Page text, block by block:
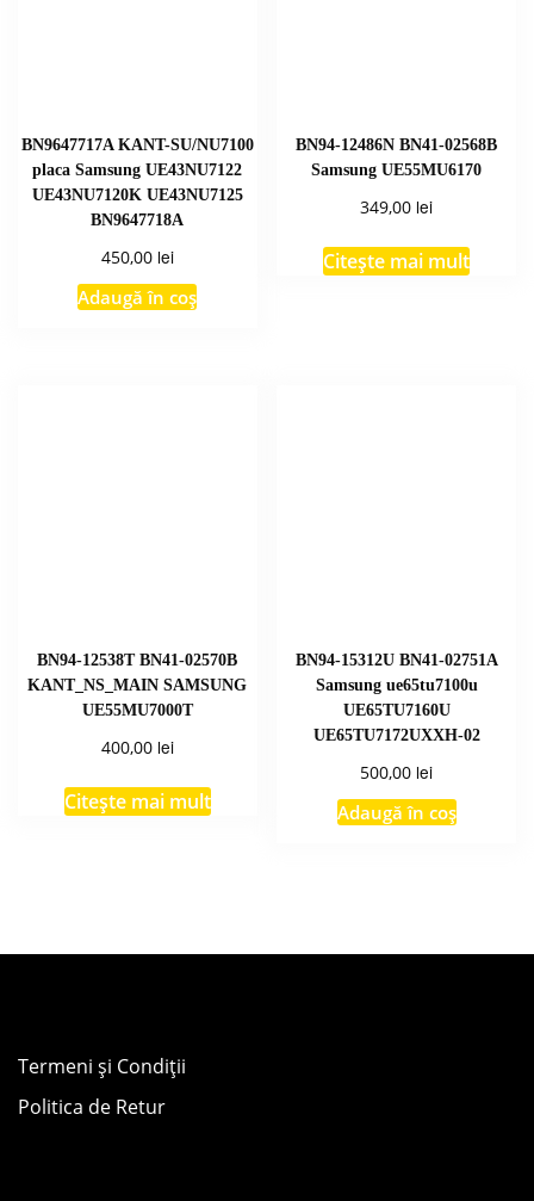
BN9647717A KANT-SU/NU7100
placa Samsung UE43NU7122
UE43NU7120K UE43NU7125
BN9647718A
450,00 lei
Adaugă în coș
BN94-12486N BN41-02568B
Samsung UE55MU6170
349,00 lei
Citește mai mult
BN94-12538T BN41-02570B
KANT_NS_MAIN SAMSUNG
UE55MU7000T
400,00 lei
Citește mai mult
BN94-15312U BN41-02751A
Samsung ue65tu7100u
UE65TU7160U
UE65TU7172UXXH-02
500,00 lei
Adaugă în coș
Termeni și Condiții
Politica de Retur